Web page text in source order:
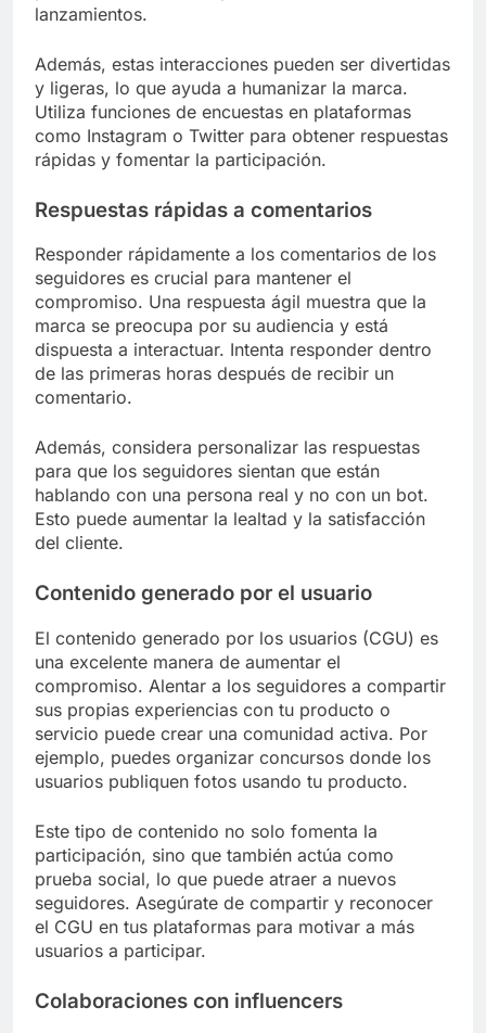
lanzamientos.
Además, estas interacciones pueden ser divertidas
y ligeras, lo que ayuda a humanizar la marca.
Utiliza funciones de encuestas en plataformas
como Instagram o Twitter para obtener respuestas
rápidas y fomentar la participación.
Respuestas rápidas a comentarios
Responder rápidamente a los comentarios de los
seguidores es crucial para mantener el
compromiso. Una respuesta ágil muestra que la
marca se preocupa por su audiencia y está
dispuesta a interactuar. Intenta responder dentro
de las primeras horas después de recibir un
comentario.
Además, considera personalizar las respuestas
para que los seguidores sientan que están
hablando con una persona real y no con un bot.
Esto puede aumentar la lealtad y la satisfacción
del cliente.
Contenido generado por el usuario
El contenido generado por los usuarios (CGU) es
una excelente manera de aumentar el
compromiso. Alentar a los seguidores a compartir
sus propias experiencias con tu producto o
servicio puede crear una comunidad activa. Por
ejemplo, puedes organizar concursos donde los
usuarios publiquen fotos usando tu producto.
Este tipo de contenido no solo fomenta la
participación, sino que también actúa como
prueba social, lo que puede atraer a nuevos
seguidores. Asegúrate de compartir y reconocer
el CGU en tus plataformas para motivar a más
usuarios a participar.
Colaboraciones con influencers